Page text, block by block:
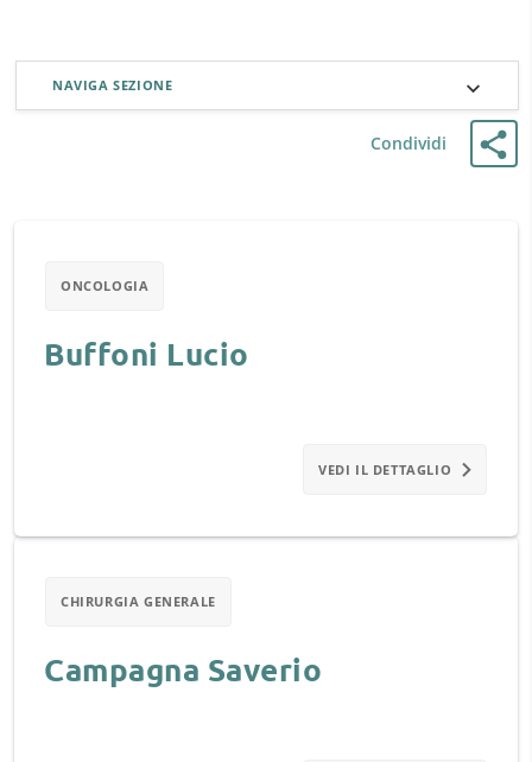
ONCOLOGIA
Buffoni Lucio
VEDI IL DETTAGLIO
CHIRURGIA GENERALE
Campagna Saverio
Condividi
NAVIGA SEZIONE